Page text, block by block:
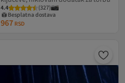
4.4 (327)
Besplatna dostava
967 RSD